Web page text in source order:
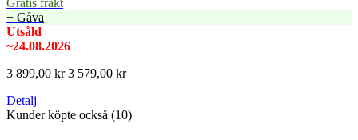
Gratis frakt
+ Gåva
Utsåld
~24.08.2026
3 899,00 kr 3 579,00 kr
Detalj
Kunder köpte också (10)